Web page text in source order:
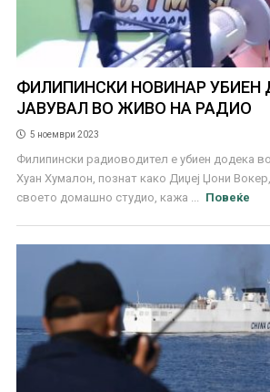
ФИЛИПИНСКИ НОВИНАР УБИЕН
ЈАВУВАЛ ВО ЖИВО НА РАДИО
5 ноември 2023
Филипински радиоводител е убиен додека
Хуан Хумалон, познат како Диџеј Џони
своето домашно студио, кажа ...
Повеќе